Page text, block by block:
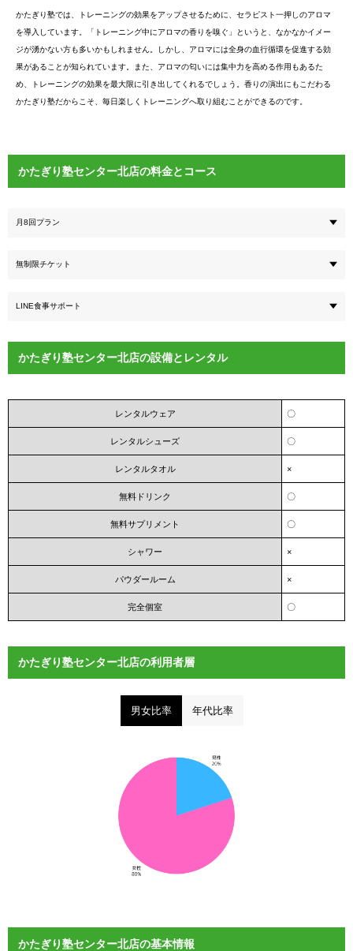
かたぎり塾では、トレーニングの効果をアップさせるために、セラピスト一押しのアロマ
を導入しています。「トレーニング中にアロマの香りを嗅ぐ」というと、なかなかイメー
ジが湧かない方も多いかもしれません。しかし、アロマには全身の血行循環を促進する効
果があることが知られています。また、アロマの匂いには集中力を高める作用もあるた
め、トレーニングの効果を最大限に引き出してくれるでしょう。香りの演出にもこだわる
かたぎり塾だからこそ、毎日楽しくトレーニングへ取り組むことができるのです。
かたぎり塾センター北店の料金とコース
月8回プラン
無制限チケット
LINE食事サポート
かたぎり塾センター北店の設備とレンタル
レンタルウェア 〇
レンタルシューズ 〇
レンタルタオル ×
無料ドリンク 〇
無料サプリメント 〇
シャワー ×
パウダールーム ×
完全個室 〇
かたぎり塾センター北店の利用者層
男女比率 年代比率
かたぎり塾センター北店の基本情報